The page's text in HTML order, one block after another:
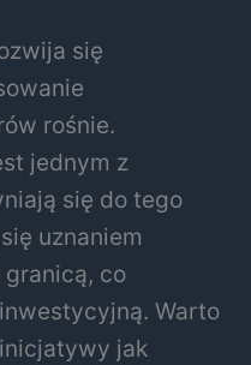
się
rośnie.
jednym z
się do tego
uznaniem
granicą, co
Warto
jak